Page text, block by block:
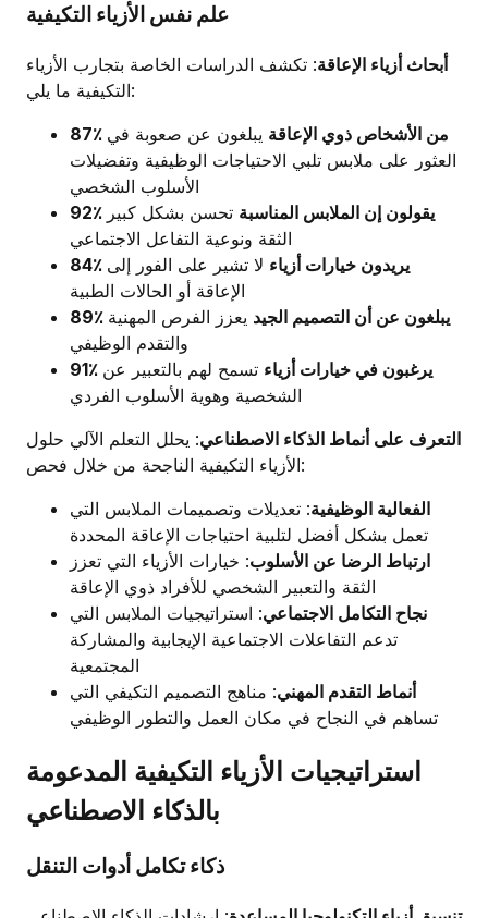
علم نفس الأزياء التكيفية
أبحاث أزياء الإعاقة: تكشف الدراسات الخاصة بتجارب الأزياء
التكيفية ما يلي:
87٪ من الأشخاص ذوي الإعاقة يبلغون عن صعوبة في
العثور على ملابس تلبي الاحتياجات الوظيفية وتفضيلات
الأسلوب الشخصي
92٪ يقولون إن الملابس المناسبة تحسن بشكل كبير
الثقة ونوعية التفاعل الاجتماعي
84٪ يريدون خيارات أزياء لا تشير على الفور إلى
الإعاقة أو الحالات الطبية
89٪ يبلغون عن أن التصميم الجيد يعزز الفرص المهنية
والتقدم الوظيفي
91٪ يرغبون في خيارات أزياء تسمح لهم بالتعبير عن
الشخصية وهوية الأسلوب الفردي
التعرف على أنماط الذكاء الاصطناعي: يحلل التعلم الآلي حلول
الأزياء التكيفية الناجحة من خلال فحص:
الفعالية الوظيفية: تعديلات وتصميمات الملابس التي
تعمل بشكل أفضل لتلبية احتياجات الإعاقة المحددة
ارتباط الرضا عن الأسلوب: خيارات الأزياء التي تعزز
الثقة والتعبير الشخصي للأفراد ذوي الإعاقة
نجاح التكامل الاجتماعي: استراتيجيات الملابس التي
تدعم التفاعلات الاجتماعية الإيجابية والمشاركة
المجتمعية
أنماط التقدم المهني: مناهج التصميم التكيفي التي
تساهم في النجاح في مكان العمل والتطور الوظيفي
استراتيجيات الأزياء التكيفية المدعومة
بالذكاء الاصطناعي
ذكاء تكامل أدوات التنقل